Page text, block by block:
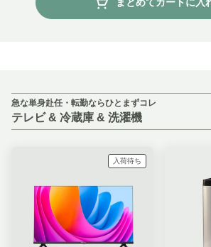
まとめてカートに入
急な単身赴任・転勤ならひとまずコレ
テレビ & 冷蔵庫 & 洗濯機
入荷待ち